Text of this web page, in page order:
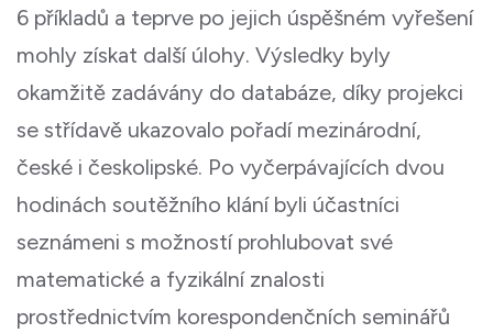
6 příkladů a teprve po jejich úspěšném vyřešení
mohly získat další úlohy. Výsledky byly
okamžitě zadávány do databáze, díky projekci
se střídavě ukazovalo pořadí mezinárodní,
české i českolipské. Po vyčerpávajících dvou
hodinách soutěžního klání byli účastníci
seznámeni s možností prohlubovat své
matematické a fyzikální znalosti
prostřednictvím korespondenčních seminářů